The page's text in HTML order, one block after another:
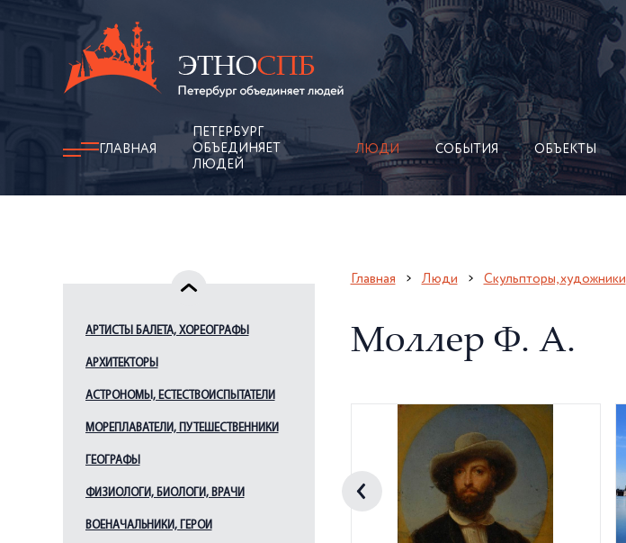
ГЛАВНАЯ
ПЕТЕРБУРГ
ОБЪЕДИНЯЕТ
ЛЮДЕЙ
ЛЮДИ СОБЫТИЯ ОБЪЕКТЫ
АРТИСТЫ БАЛЕТА, ХОРЕОГРАФЫ
АРХИТЕКТОРЫ
АСТРОНОМЫ, ЕСТЕСТВОИСПЫТАТЕЛИ
МОРЕПЛАВАТЕЛИ, ПУТЕШЕСТВЕННИКИ
ГЕОГРАФЫ
ФИЗИОЛОГИ, БИОЛОГИ, ВРАЧИ
ВОЕНАЧАЛЬНИКИ, ГЕРОИ
Главная Люди Скульпторы, художники
Моллер Ф. А.